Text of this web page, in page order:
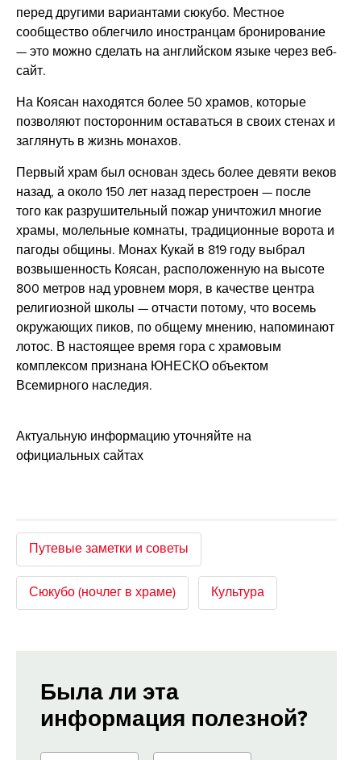
перед другими вариантами сюкубо. Местное
сообщество облегчило иностранцам бронирование
— это можно сделать на английском языке через веб-
сайт.
На Коясан находятся более 50 храмов, которые
позволяют посторонним оставаться в своих стенах и
заглянуть в жизнь монахов.
Первый храм был основан здесь более девяти веков
назад, а около 150 лет назад перестроен — после
того как разрушительный пожар уничтожил многие
храмы, молельные комнаты, традиционные ворота и
пагоды общины. Монах Кукай в 819 году выбрал
возвышенность Коясан, расположенную на высоте
800 метров над уровнем моря, в качестве центра
религиозной школы — отчасти потому, что восемь
окружающих пиков, по общему мнению, напоминают
лотос. В настоящее время гора с храмовым
комплексом признана ЮНЕСКО объектом
Всемирного наследия.
Актуальную информацию уточняйте на
официальных сайтах
Путевые заметки и советы
Сюкубо (ночлег в храме) Культура
Была ли эта
информация полезной?